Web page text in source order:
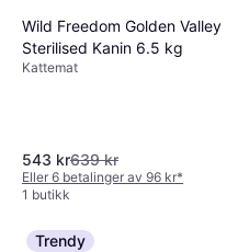
Wild Freedom Golden Valley
Sterilised Kanin 6.5 kg
Kattemat
543 kr639 kr
Eller 6 betalinger av 96 kr*
1 butikk
Trendy